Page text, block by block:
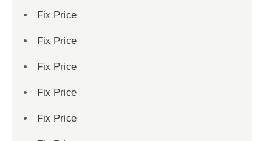
Fix Price
Fix Price
Fix Price
Fix Price
Fix Price